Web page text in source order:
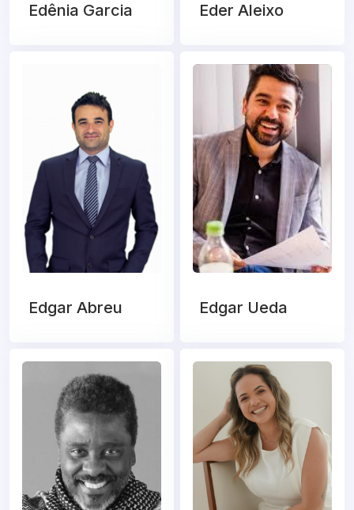
Edênia Garcia Eder Aleixo
Edgar Abreu Edgar Ueda